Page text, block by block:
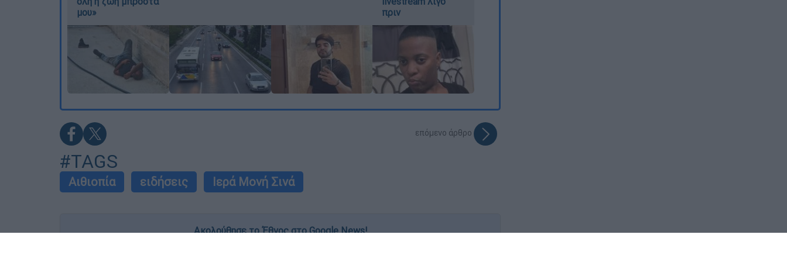
μου»
πριν
επόμενο άρθρο
#TAGS
Αιθιοπία ειδήσεις Ιερά Μονή Σινά
Ακολούθησε το Έθνος στο Google News!